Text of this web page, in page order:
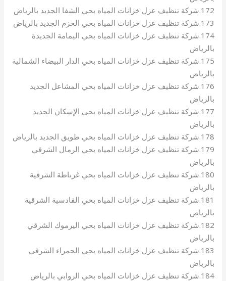
172.شركة تنظيف عزل خزانات المياه بحي الشفا الجديد بالرياض
173.شركة تنظيف عزل خزانات المياه بحي الحزم الجديد بالرياض
174.شركة تنظيف عزل خزانات المياه بحي اليمامة الجديدة
بالرياض
175.شركة تنظيف عزل خزانات المياه بحي الدار البيضاء الشمالية
بالرياض
176.شركة تنظيف عزل خزانات المياه بحي المشاعل الجديد
بالرياض
177.شركة تنظيف عزل خزانات المياه بحي الإسكان الجديد
بالرياض
178.شركة تنظيف عزل خزانات المياه بحي طويق الجديد بالرياض
179.شركة تنظيف عزل خزانات المياه بحي الرمال الشرقي
بالرياض
180.شركة تنظيف عزل خزانات المياه بحي غرناطة الشرقية
بالرياض
181.شركة تنظيف عزل خزانات المياه بحي القادسية الشرقية
بالرياض
182.شركة تنظيف عزل خزانات المياه بحي اليرموك الشرقي
بالرياض
183.شركة تنظيف عزل خزانات المياه بحي الحمراء الشرقي
بالرياض
184.شركة تنظيف عزل خزانات المياه بحي الروابي بالرياض